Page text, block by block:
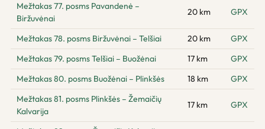
Mežtakas 77. posms Pavandenė –
Biržuvėnai
20 km GPX
Mežtakas 78. posms Biržuvėnai – Telšiai 20 km
GPX
Mežtakas 79. posms Telšiai – Buožėnai
17 km
GPX
Mežtakas 80. posms Buožėnai – Plinkšės
18 km
GPX
Mežtakas 81. posms Plinkšės – Žemaičių
Kalvarija
17 km GPX